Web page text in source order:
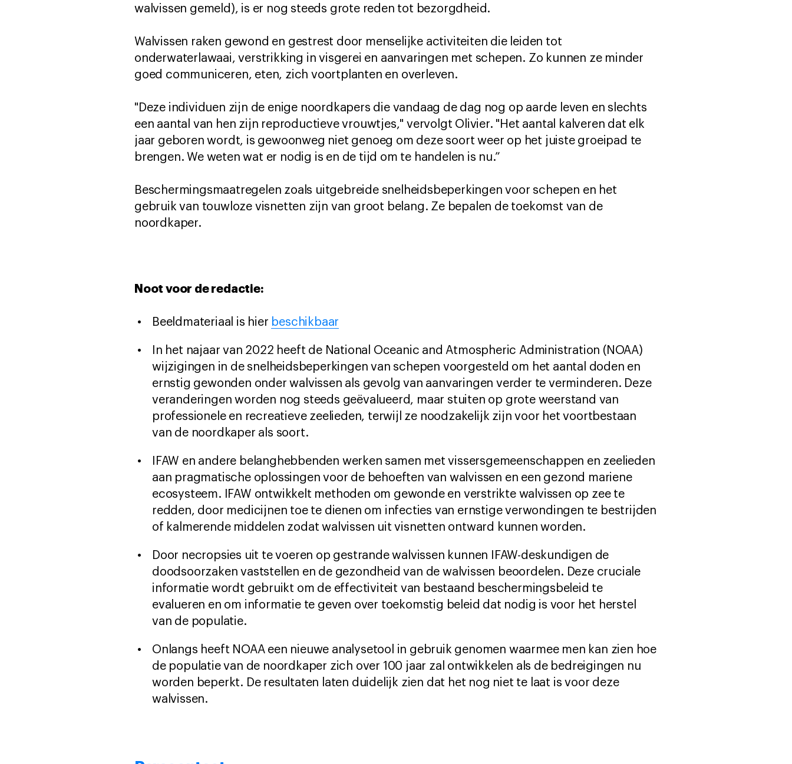
walvissen gemeld), is er nog steeds grote reden tot bezorgdheid.
Walvissen raken gewond en gestrest door menselijke activiteiten die leiden tot
onderwaterlawaai, verstrikking in visgerei en aanvaringen met schepen. Zo kunnen ze minder
goed communiceren, eten, zich voortplanten en overleven.
"Deze individuen zijn de enige noordkapers die vandaag de dag nog op aarde leven en slechts
een aantal van hen zijn reproductieve vrouwtjes," vervolgt Olivier. "Het aantal kalveren dat elk
jaar geboren wordt, is gewoonweg niet genoeg om deze soort weer op het juiste groeipad te
brengen. We weten wat er nodig is en de tijd om te handelen is nu.”
Beschermingsmaatregelen zoals uitgebreide snelheidsbeperkingen voor schepen en het
gebruik van touwloze visnetten zijn van groot belang. Ze bepalen de toekomst van de
noordkaper.
Noot voor de redactie:
Beeldmateriaal is hier beschikbaar
In het najaar van 2022 heeft de National Oceanic and Atmospheric Administration (NOAA)
wijzigingen in de snelheidsbeperkingen van schepen voorgesteld om het aantal doden en
ernstig gewonden onder walvissen als gevolg van aanvaringen verder te verminderen. Deze
veranderingen worden nog steeds geëvalueerd, maar stuiten op grote weerstand van
professionele en recreatieve zeelieden, terwijl ze noodzakelijk zijn voor het voortbestaan
van de noordkaper als soort.
IFAW en andere belanghebbenden werken samen met vissersgemeenschappen en zeelieden
aan pragmatische oplossingen voor de behoeften van walvissen en een gezond mariene
ecosysteem. IFAW ontwikkelt methoden om gewonde en verstrikte walvissen op zee te
redden, door medicijnen toe te dienen om infecties van ernstige verwondingen te bestrijden
of kalmerende middelen zodat walvissen uit visnetten ontward kunnen worden.
Door necropsies uit te voeren op gestrande walvissen kunnen IFAW-deskundigen de
doodsoorzaken vaststellen en de gezondheid van de walvissen beoordelen. Deze cruciale
informatie wordt gebruikt om de effectiviteit van bestaand beschermingsbeleid te
evalueren en om informatie te geven over toekomstig beleid dat nodig is voor het herstel
van de populatie.
Onlangs heeft NOAA een nieuwe analysetool in gebruik genomen waarmee men kan zien hoe
de populatie van de noordkaper zich over 100 jaar zal ontwikkelen als de bedreigingen nu
worden beperkt. De resultaten laten duidelijk zien dat het nog niet te laat is voor deze
walvissen.